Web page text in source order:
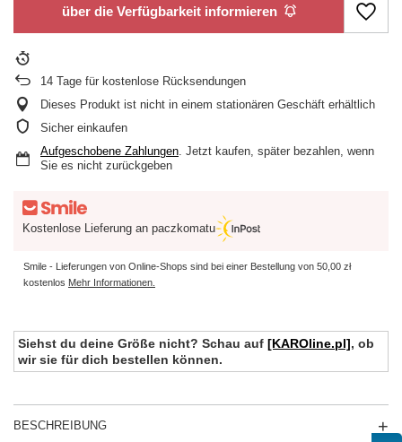
über die Verfügbarkeit informieren
14 Tage für kostenlose Rücksendungen
Dieses Produkt ist nicht in einem stationären Geschäft erhältlich
Sicher einkaufen
Aufgeschobene Zahlungen. Jetzt kaufen, später bezahlen, wenn
Sie es nicht zurückgeben
Kostenlose Lieferung an paczkomatu
Smile - Lieferungen von Online-Shops sind bei einer Bestellung von 50,00 zł
kostenlos Mehr Informationen.
Siehst du deine Größe nicht? Schau auf [KAROline.pl], ob
wir sie für dich bestellen können.
BESCHREIBUNG